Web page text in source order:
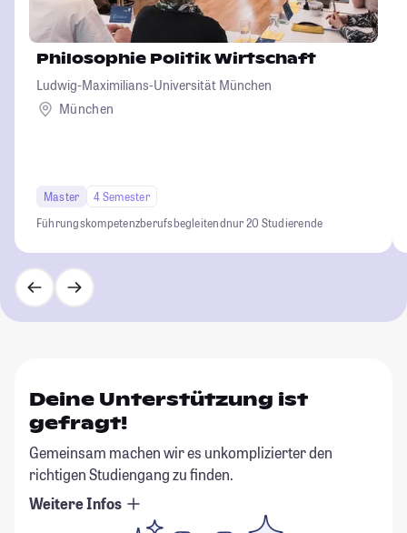
Philosophie Politik Wirtschaft
Ludwig-Maximilians-Universität München
München
Master
4 Semester
Führungskompetenzberufsbegleitendnur 20 Studierende
Deine Unterstützung ist
gefragt!
Gemeinsam machen wir es unkomplizierter den
richtigen Studiengang zu finden.
Weitere Infos